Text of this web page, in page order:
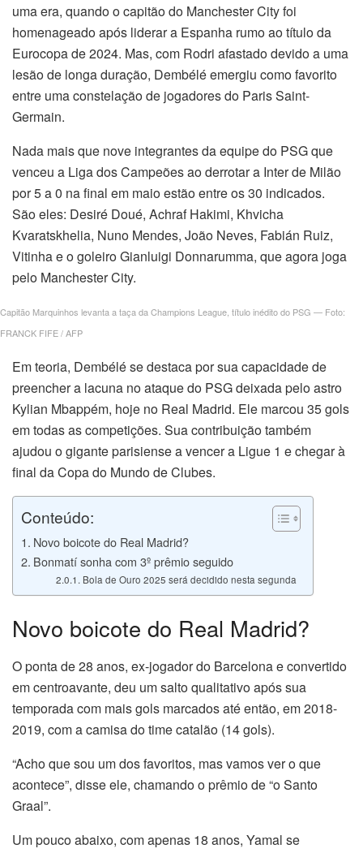
uma era, quando o capitão do Manchester City foi
homenageado após liderar a Espanha rumo ao título da
Eurocopa de 2024. Mas, com Rodri afastado devido a uma
lesão de longa duração, Dembélé emergiu como favorito
entre uma constelação de jogadores do Paris Saint-
Germain.
Nada mais que nove integrantes da equipe do PSG que
venceu a Liga dos Campeões ao derrotar a Inter de Milão
por 5 a 0 na final em maio estão entre os 30 indicados.
São eles: Desiré Doué, Achraf Hakimi, Khvicha
Kvaratskhelia, Nuno Mendes, João Neves, Fabián Ruiz,
Vitinha e o goleiro Gianluigi Donnarumma, que agora joga
pelo Manchester City.
Capitão Marquinhos levanta a taça da Champions League, título inédito do PSG — Foto:
FRANCK FIFE / AFP
Em teoria, Dembélé se destaca por sua capacidade de
preencher a lacuna no ataque do PSG deixada pelo astro
Kylian Mbappém, hoje no Real Madrid. Ele marcou 35 gols
em todas as competições. Sua contribuição também
ajudou o gigante parisiense a vencer a Ligue 1 e chegar à
final da Copa do Mundo de Clubes.
Conteúdo:
Novo boicote do Real Madrid?
Bonmatí sonha com 3º prêmio seguido
Bola de Ouro 2025 será decidido nesta segunda
Novo boicote do Real Madrid?
O ponta de 28 anos, ex-jogador do Barcelona e convertido
em centroavante, deu um salto qualitativo após sua
temporada com mais gols marcados até então, em 2018-
2019, com a camisa do time catalão (14 gols).
“Acho que sou um dos favoritos, mas vamos ver o que
acontece”, disse ele, chamando o prêmio de “o Santo
Graal”.
Um pouco abaixo, com apenas 18 anos, Yamal se